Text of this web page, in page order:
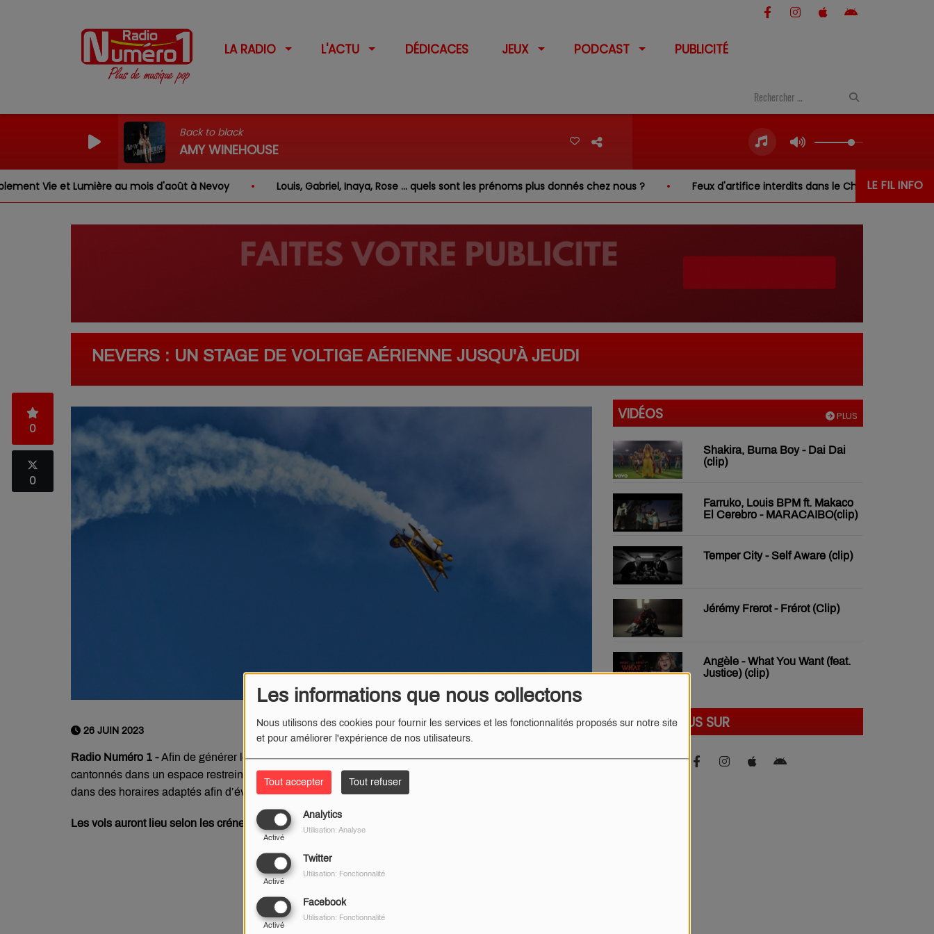
Les informations que nous collectons
Nous utilisons des cookies pour fournir les services et les fonctionnalités proposés sur notre site
et pour améliorer l'expérience de nos utilisateurs.
Tout accepter Tout refuser
Analytics
Activé
Utilisation: Analyse
Twitter
Activé
Utilisation: Fonctionnalité
Facebook
Activé
Utilisation: Fonctionnalité
LA RADIO L'ACTU DÉDICACES JEUX PODCAST PUBLICITÉ
Back to black
AMY WINEHOUSE
LE FIL INFO
au mois d'août à Nevoy Louis, Gabriel, Inaya, Rose … quels sont les prénoms plus donnés chez nous ? Feux d'artifice interdits dans le Cher… sauf au-dessus de l'eau
NEVERS : UN STAGE DE VOLTIGE AÉRIENNE JUSQU'À JEUDI
0
0
26 JUIN 2023
Radio Numéro 1 -Afin de générer le moins de nuisances possibles pour les riverains, les vols sont
cantonnés dans un espace restreint de forme cylindrique autour de l’Aéroport de Nevers-Fourchambault,
dans des horaires adaptés afin d’éviter les nuisances sonores aux moments des repas, et après 17h30.
Les vols auront lieu selon les créneaux suivants : 9h00-12h00 et 14h00 et 17h30.
PLUS
VIDÉOS
Shakira, Burna Boy - Dai Dai
(clip)
Farruko, Louis BPM ft. Makaco
El Cerebro - MARACAIBO(clip)
Temper City - Self Aware (clip)
Jérémy Frerot - Frérot (Clip)
Angèle - What You Want (feat.
Justice) (clip)
SUIVEZ-NOUS SUR